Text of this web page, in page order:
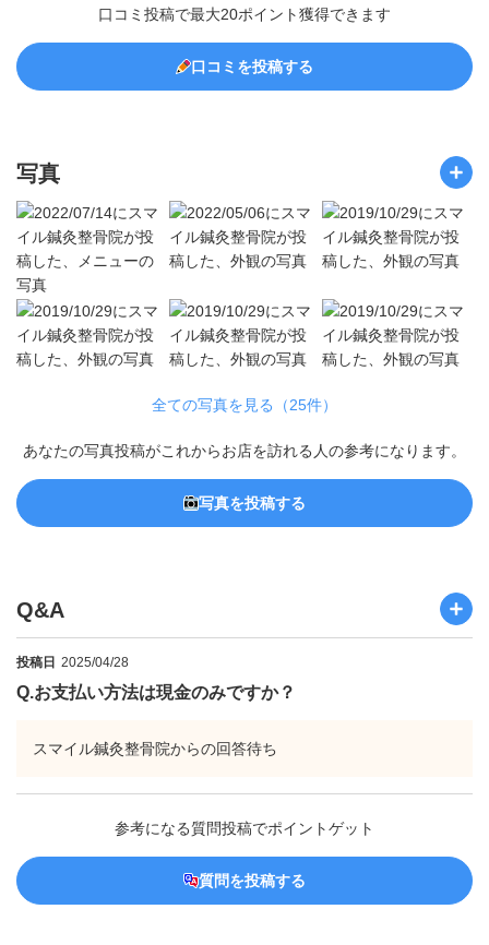
口コミ投稿で最大20ポイント獲得できます
口コミを投稿する
写真
全ての写真を見る（25件）
あなたの写真投稿がこれからお店を訪れる人の参考になります。
写真を投稿する
Q&A
投稿日 2025/04/28
Q.お支払い方法は現金のみですか？
スマイル鍼灸整骨院からの回答待ち
参考になる質問投稿でポイントゲット
質問を投稿する